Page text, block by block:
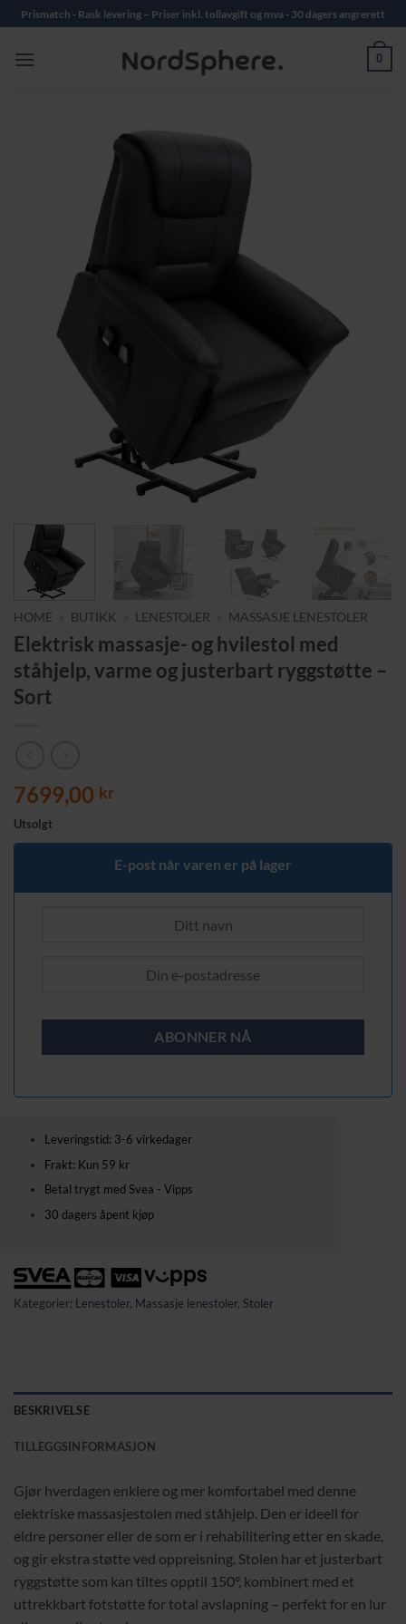
Skip
to
content
Prismatch - Rask levering – Priser inkl. tollavgift og mva - 30 dagers angrerett
0
HOME BUTIKK LENESTOLER MASSASJE LENESTOLER
Elektrisk massasje- og hvilestol med
ståhjelp, varme og justerbart ryggstøtte –
Sort
7699,00 kr
Utsolgt
E-post når varen er på lager
Leveringstid: 3-6 virkedager
Frakt: Kun 59 kr
Betal trygt med Svea - Vipps
30 dagers åpent kjøp
Kategorier: Lenestoler, Massasje lenestoler, Stoler
BESKRIVELSE
TILLEGGSINFORMASJON
Gjør hverdagen enklere og mer komfortabel med denne
elektriske massasjestolen med ståhjelp. Den er ideell for
eldre personer eller de som er i rehabilitering etter en skade,
og gir ekstra støtte ved oppreisning. Stolen har et justerbart
ryggstøtte som kan tiltes opptil 150°, kombinert med et
uttrekkbart fotstøtte for total avslapning – perfekt for en lur